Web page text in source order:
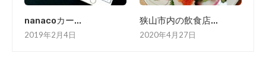
nanacoカー...
2019年2月4日
狭山市内の飲食店...
2020年4月27日